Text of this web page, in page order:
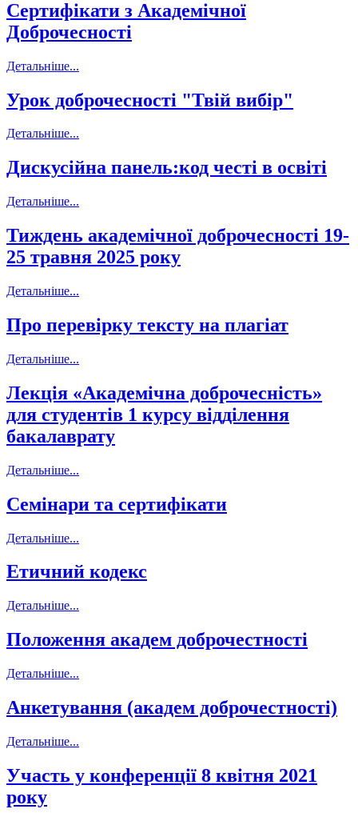
Сертифікати з Академічної
Доброчесності
Детальніше...
Урок доброчесності "Твій вибір"
Детальніше...
Дискусійна панель:код честі в освіті
Детальніше...
Тиждень академічної доброчесності 19-
25 травня 2025 року
Детальніше...
Про перевірку тексту на плагіат
Детальніше...
Лекція «Академічна доброчесність»
для студентів 1 курсу відділення
бакалаврату
Детальніше...
Семінари та сертифікати
Детальніше...
Етичний кодекс
Детальніше...
Положення академ доброчестності
Детальніше...
Анкетування (академ доброчестності)
Детальніше...
Участь у конференції 8 квітня 2021
року